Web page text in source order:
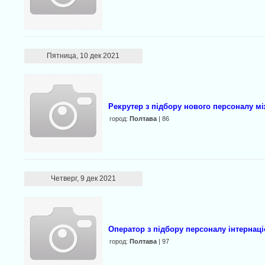
Пятница, 10 дек 2021
Рекрутер з підбору нового персоналу
город: Полтава| 86
Четверг, 9 дек 2021
Оператор з підбору персоналу
город: Полтава| 97